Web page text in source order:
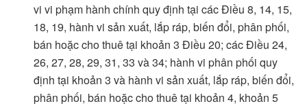
vi vi phạm hành chính quy định tại các Điều 8, 14, 15,
18, 19, hành vi sản xuất, lắp ráp, biến đổi, phân phối,
bán hoặc cho thuê tại khoản 3 Điều 20; các Điều 24,
26, 27, 28, 29, 31, 33 và 34; hành vi phân phối quy
định tại khoản 3 và hành vi sản xuất, lắp ráp, biến đổi,
phân phối, bán hoặc cho thuê tại khoản 4, khoản 5